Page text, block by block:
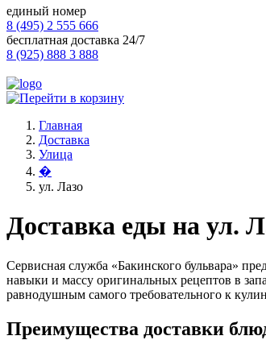
единый номер
8 (495) 2 555 666
бесплатная доставка 24/7
8 (925) 888 3 888
Главная
Доставка
Улица
�
ул. Лазо
Доставка еды на ул.
Сервисная служба «Бакинского бульвара»
навыки и массу оригинальных рецептов в
равнодушным самого требовательного к
Преимущества доставки